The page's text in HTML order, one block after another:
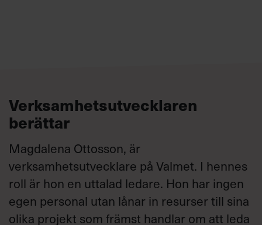
Verksamhetsutvecklaren
berättar
Magdalena Ottosson, är
verksamhetsutvecklare på Valmet. I hennes
roll är hon en uttalad ledare. Hon har ingen
egen personal utan lånar in resurser till sina
olika projekt som främst handlar om att leda